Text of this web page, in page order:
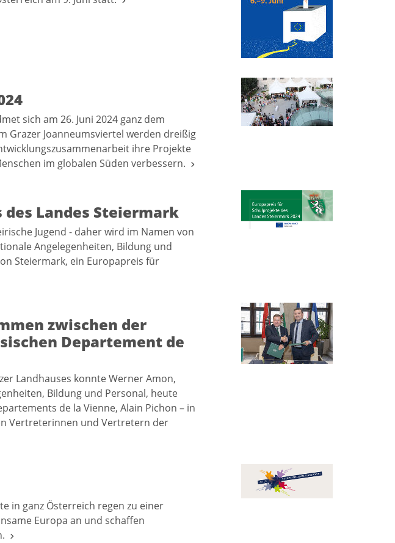
sich am 26. Juni 2024 ganz dem
Grazer Joanneumsviertel werden dreißig
ihre Projekte
im globalen Süden verbessern.
Landes Steiermark
Jugend - daher wird im Namen von
Angelegenheiten, Bildung und
Steiermark, ein Europapreis für
zwischen der
Departement de
Landhauses konnte Werner Amon,
Bildung und Personal, heute
de la Vienne, Alain Pichon – in
Vertreterinnen und Vertretern der
in ganz Österreich regen zu einer
Europa an und schaffen